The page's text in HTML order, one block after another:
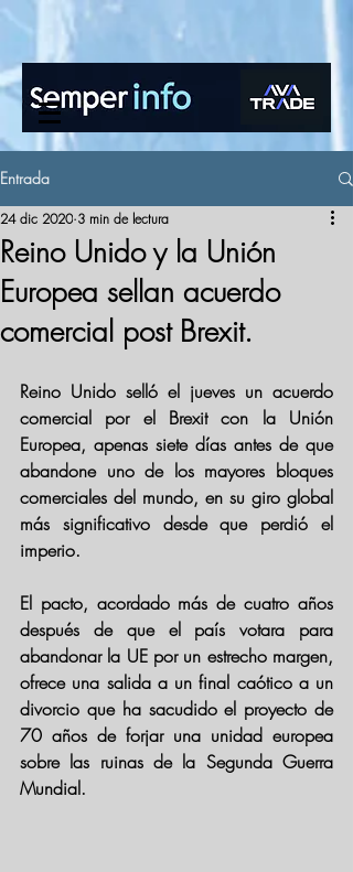
Entrada
Reino Unido y la Unión
Europea sellan acuerdo
comercial post Brexit.
24 dic 2020 3 min de lectura
Reino Unido selló el jueves un acuerdo
comercial por el Brexit con la Unión
Europea, apenas siete días antes de que
abandone uno de los mayores bloques
comerciales del mundo, en su giro global
más significativo desde que perdió el
imperio.
El pacto, acordado más de cuatro años
después de que el país votara para
abandonar la UE por un estrecho margen,
ofrece una salida a un final caótico a un
divorcio que ha sacudido el proyecto de
70 años de forjar una unidad europea
sobre las ruinas de la Segunda Guerra
Mundial.